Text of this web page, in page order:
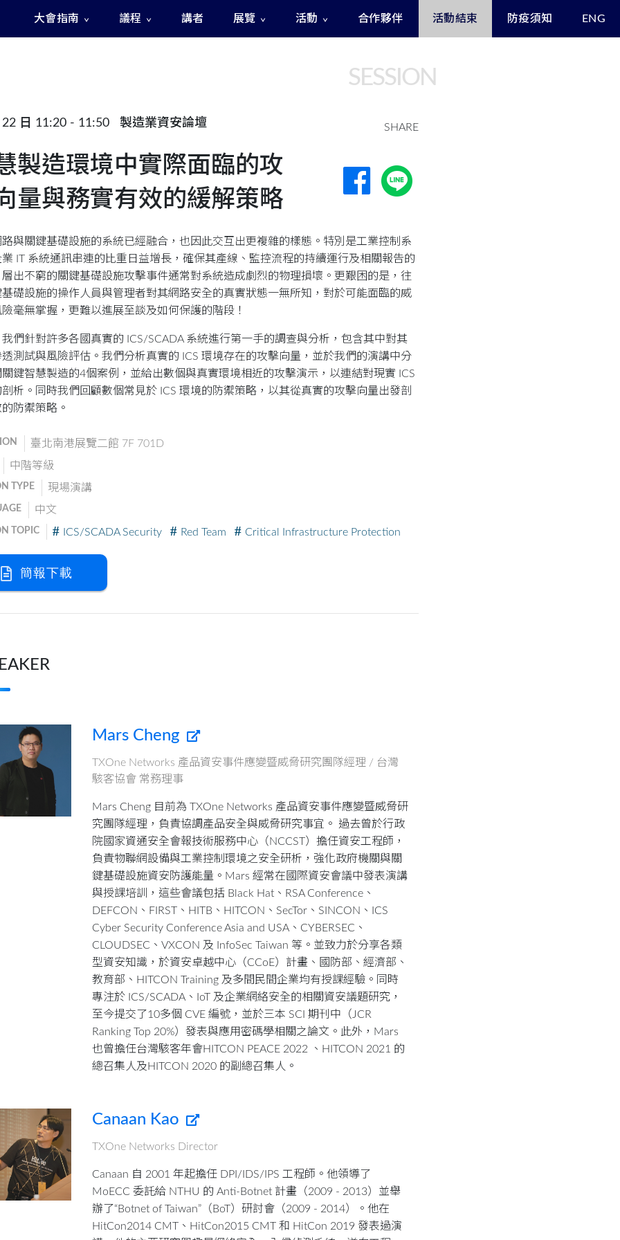
大會指南 議程 講者 展覽 活動 合作夥伴 活動結束 防疫須知 ENG
SESSION
SHARE
日 11:20 - 11:50 製造業資安論壇
製造環境中實際面臨的攻
量與務實有效的緩解策略
與關鍵基礎設施的系統已經融合，也因此交互出更複雜的樣態。特別是工業控制系
IT 系統通訊串連的比重日益增長，確保其產線、監控流程的持續運行及相關報告的
出不窮的關鍵基礎設施攻擊事件通常對系統造成劇烈的物理損壞。更艱困的是，往
礎設施的操作人員與管理者對其網路安全的真實狀態一無所知，對於可能面臨的威
毫無掌握，更難以進展至談及如何保護的階段！
們針對許多各國真實的 ICS/SCADA 系統進行第一手的調查與分析，包含其中對其
測試與風險評估。我們分析真實的 ICS 環境存在的攻擊向量，並於我們的演講中分
鍵智慧製造的4個案例，並給出數個與真實環境相近的攻擊演示，以連結對現實 ICS
析。同時我們回顧數個常見於 ICS 環境的防禦策略，以其從真實的攻擊向量出發剖
防禦策略。
臺北南港展覽二館 7F 701D
中階等級
TYPE 現場演講
中文
TOPIC ICS/SCADA Security Red Team Critical Infrastructure Protection
簡報下載
Mars Cheng
TXOne Networks 產品資安事件應變暨威脅研究團隊經理 / 台灣
駭客協會 常務理事
Mars Cheng 目前為 TXOne Networks 產品資安事件應變暨威脅研
究團隊經理，負責協調產品安全與威脅研究事宜。 過去曾於行政
院國家資通安全會報技術服務中心（NCCST）擔任資安工程師，
負責物聯網設備與工業控制環境之安全研析，強化政府機關與關
鍵基礎設施資安防護能量。Mars 經常在國際資安會議中發表演講
與授課培訓，這些會議包括 Black Hat、RSA Conference、
DEFCON、FIRST、HITB、HITCON、SecTor、SINCON、ICS
Cyber Security Conference Asia and USA、CYBERSEC、
CLOUDSEC、VXCON 及 InfoSec Taiwan 等。並致力於分享各類
型資安知識，於資安卓越中心（CCoE）計畫、國防部、經濟部、
教育部、HITCON Training 及多間民間企業均有授課經驗。同時
專注於 ICS/SCADA、IoT 及企業網絡安全的相關資安議題研究，
至今提交了10多個 CVE 編號，並於三本 SCI 期刊中（JCR
Ranking Top 20%）發表與應用密碼學相關之論文。此外，Mars
也曾擔任台灣駭客年會HITCON PEACE 2022 、HITCON 2021 的
總召集人及HITCON 2020 的副總召集人。
Canaan Kao
TXOne Networks Director
Canaan 自 2001 年起擔任 DPI/IDS/IPS 工程師。他領導了
MoECC 委託給 NTHU 的 Anti-Botnet 計畫（2009 - 2013）並舉
辦了“Botnet of Taiwan”（BoT）研討會（2009 - 2014）。他在
HitCon2014 CMT、HitCon2015 CMT 和 HitCon 2019 發表過演